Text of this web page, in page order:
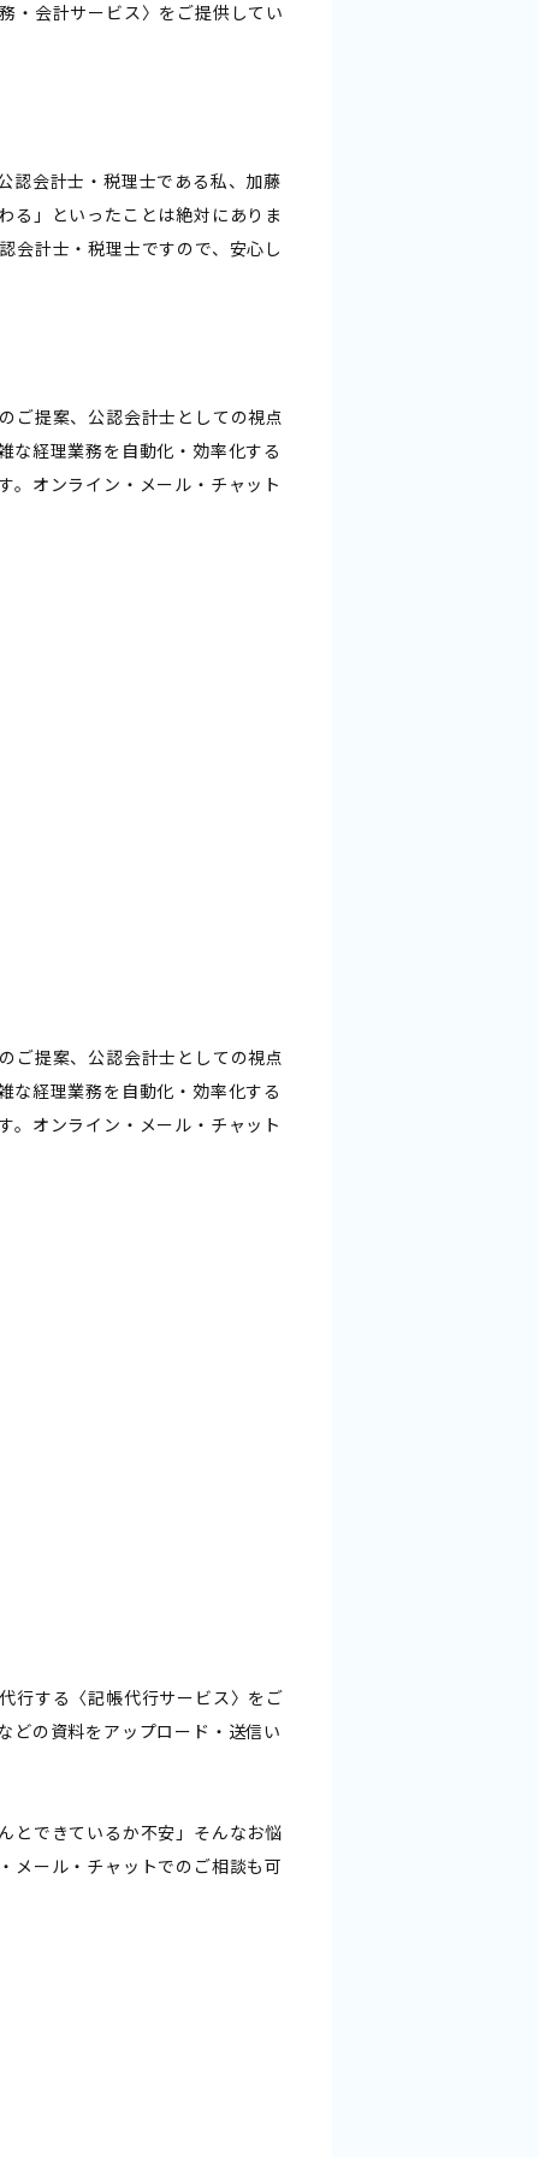
・会計サービス〉をご提供してい
認会計士・税理士である私、加藤
る」といったことは絶対にありま
会計士・税理士ですので、安心し
ご提案、公認会計士としての視点
な経理業務を自動化・効率化する
。オンライン・メール・チャット
ご提案、公認会計士としての視点
な経理業務を自動化・効率化する
。オンライン・メール・チャット
行する〈記帳代行サービス〉をご
どの資料をアップロード・送信い
とできているか不安」そんなお悩
メール・チャットでのご相談も可